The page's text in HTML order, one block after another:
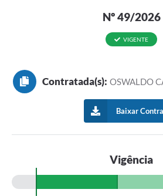
Nº 49/2026
VIGENTE
Contratada(s): OSWALDO
Baixar
Vigência